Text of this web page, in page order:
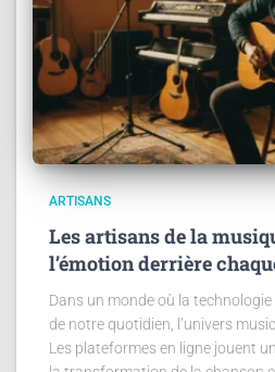
ARTISANS
Les artisans de la
l’émotion derrière
Dans un monde où la
de notre quotidien, l’univers
Les plateformes en ligne jouent